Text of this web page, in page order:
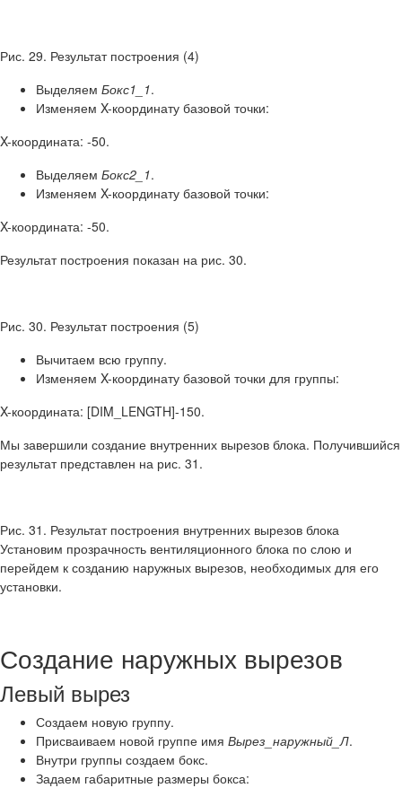
Рис. 29. Результат построения (4)
Выделяем Бокс1_1.
Изменяем X-координату базовой точки:
X-координата: -50.
Выделяем Бокс2_1.
Изменяем X-координату базовой точки:
X-координата: -50.
Результат построения показан на рис. 30.
Рис. 30. Результат построения (5)
Вычитаем всю группу.
Изменяем X-координату базовой точки для группы:
X-координата: [DIM_LENGTH]-150.
Мы завершили создание внутренних вырезов блока. Получившийся
результат представлен на рис. 31.
Рис. 31. Результат построения внутренних вырезов блока
Установим прозрачность вентиляционного блока по слою и
перейдем к созданию наружных вырезов, необходимых для его
установки.
Создание наружных вырезов
Левый вырез
Создаем новую группу.
Присваиваем новой группе имя Вырез_наружный_Л.
Внутри группы создаем бокс.
Задаем габаритные размеры бокса: